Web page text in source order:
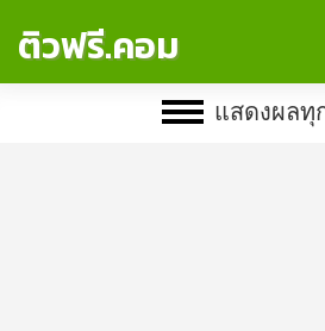
ติวฟรี.คอม
แสดงผลทุ